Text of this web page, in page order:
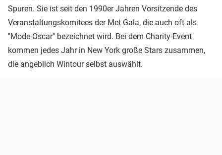
Spuren. Sie ist seit den 1990er Jahren Vorsitzende des
Veranstaltungskomitees der Met Gala, die auch oft als
"Mode-Oscar" bezeichnet wird. Bei dem Charity-Event
kommen jedes Jahr in New York große Stars zusammen,
die angeblich Wintour selbst auswählt.